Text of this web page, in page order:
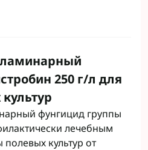
250 г/л для
фунгицид группы
лечебным
культур от